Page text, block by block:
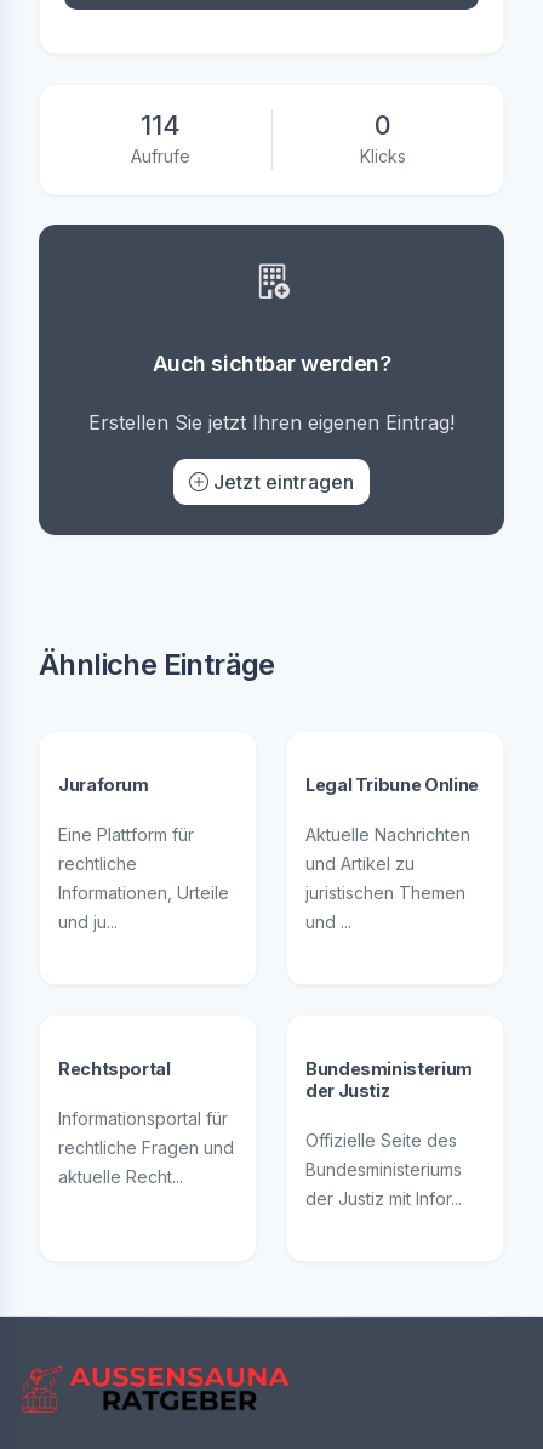
114
Aufrufe
0
Klicks
Auch sichtbar werden?
Erstellen Sie jetzt Ihren eigenen Eintrag!
Jetzt eintragen
Ähnliche Einträge
Juraforum
Eine Plattform für
rechtliche
Informationen, Urteile
und ju...
Legal Tribune Online
Aktuelle Nachrichten
und Artikel zu
juristischen Themen
und ...
Rechtsportal
Informationsportal für
rechtliche Fragen und
aktuelle Recht...
Bundesministerium
der Justiz
Offizielle Seite des
Bundesministeriums
der Justiz mit Infor...